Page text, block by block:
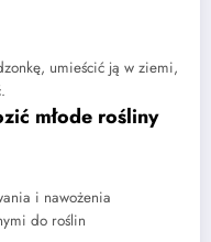
umieścić ją w ziemi,
młode rośliny
i nawożenia
do roślin